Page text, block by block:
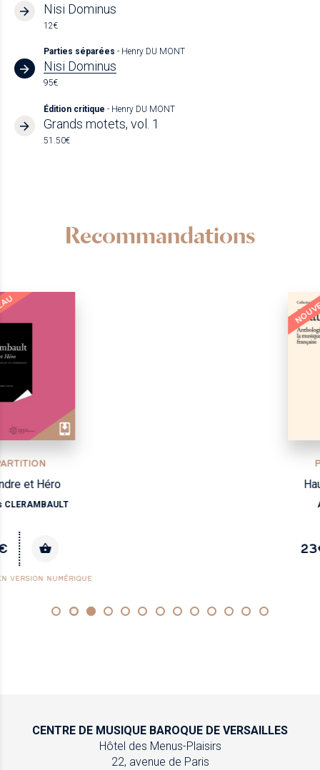
Nisi Dominus
12€
Parties séparées - Henry DU MONT
Nisi Dominus
95€
Édition critique - Henry DU MONT
Grands motets, vol. 1
51.50€
Recommandations
CENTRE DE MUSIQUE BAROQUE DE VERSAILLES
Hôtel des Menus-Plaisirs
22, avenue de Paris